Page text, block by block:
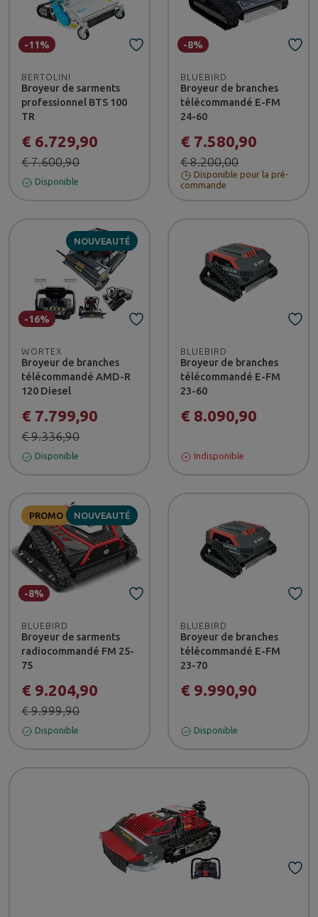
BERTOLINI
Broyeur de sarments
professionnel BTS 100
TR
€ 6.729,90
€ 7.600,90
-11%
Disponible
BLUEBIRD
Broyeur de branches
télécommandé E-FM
24-60
€ 7.580,90
€ 8.200,00
-8%
Disponible pour la pré-
commande
NOUVEAUTÉ
WORTEX
Broyeur de branches
télécommandé AMD-R
120 Diesel
€ 7.799,90
€ 9.336,90
-16%
Disponible
BLUEBIRD
Broyeur de branches
télécommandé E-FM
23-60
€ 8.090,90
Indisponible
PROMO NOUVEAUTÉ
BLUEBIRD
Broyeur de sarments
radiocommandé FM 25-
75
€ 9.204,90
€ 9.999,90
-8%
Disponible
BLUEBIRD
Broyeur de branches
télécommandé E-FM
23-70
€ 9.990,90
Disponible